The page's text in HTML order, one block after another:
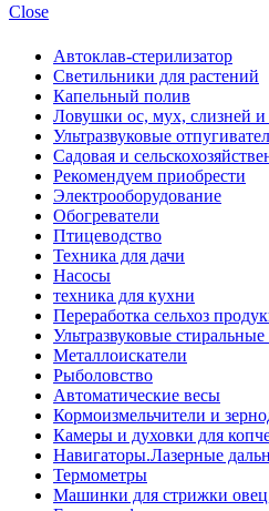
Close
Автоклав-стерилизатор
Светильники для растений
Капельный полив
Ловушки ос, мух, слизней и
Ультразвуковые
Садовая и
Рекомендуем приобрести
Электрооборудование
Обогреватели
Птицеводство
Техника для дачи
Насосы
техника для кухни
Переработка сельхоз
Ультразвуковые
Металлоискатели
Рыболовство
Автоматические весы
Кормоизмельчители и
Камеры и духовки для
Навигаторы.Лазерные
Термометры
Машинки для стрижки